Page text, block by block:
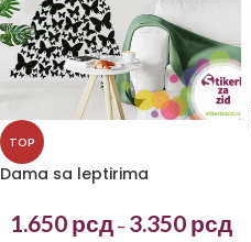
TOP
Dama sa leptirima
1.650 рсд – 3.350 рсд